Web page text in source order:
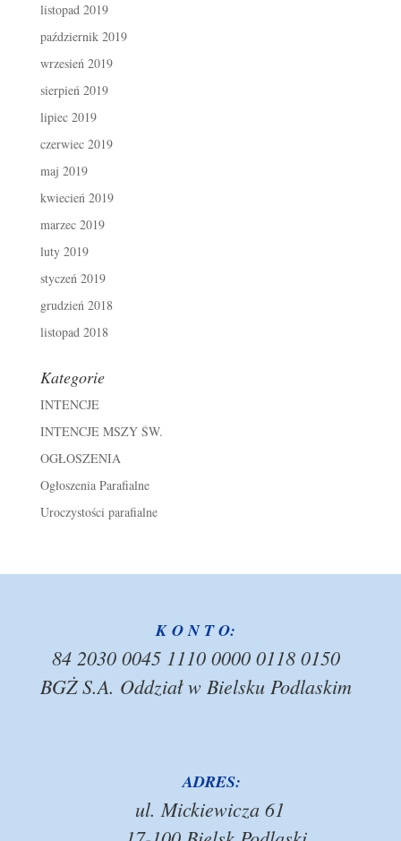
listopad 2019
październik 2019
wrzesień 2019
sierpień 2019
lipiec 2019
czerwiec 2019
maj 2019
kwiecień 2019
marzec 2019
luty 2019
styczeń 2019
grudzień 2018
listopad 2018
Kategorie
INTENCJE
INTENCJE MSZY ŚW.
OGŁOSZENIA
Ogłoszenia Parafialne
Uroczystości parafialne
K O N T O:
84 2030 0045 1110 0000 0118 0150
BGŻ S.A. Oddział w Bielsku Podlaskim
ADRES:
ul. Mickiewicza 61